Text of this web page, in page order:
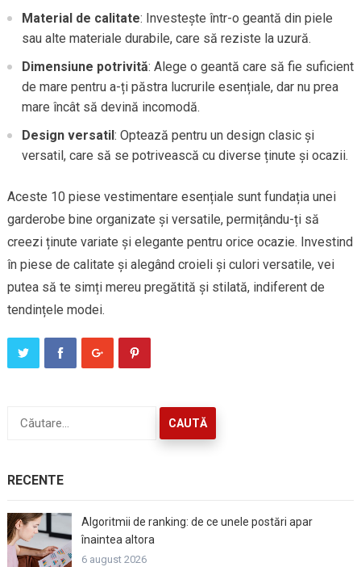
Material de calitate: Investește într-o geantă din piele
sau alte materiale durabile, care să reziste la uzură.
Dimensiune potrivită: Alege o geantă care să fie suficient
de mare pentru a-ți păstra lucrurile esențiale, dar nu prea
mare încât să devină incomodă.
Design versatil: Optează pentru un design clasic și
versatil, care să se potrivească cu diverse ținute și ocazii.
Aceste 10 piese vestimentare esențiale sunt fundația unei
garderobe bine organizate și versatile, permițându-ți să
creezi ținute variate și elegante pentru orice ocazie. Investind
în piese de calitate și alegând croieli și culori versatile, vei
putea să te simți mereu pregătită și stilată, indiferent de
tendințele modei.
după:
RECENTE
Algoritmii de ranking: de ce unele postări apar
înaintea altora
6 august 2026